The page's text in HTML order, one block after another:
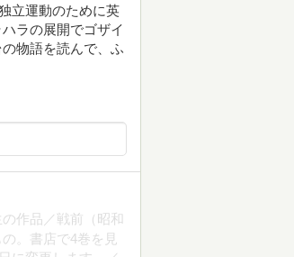
立運動のために英
ラの展開でゴザイ
物語を読んで、ふ
作品／戦前（昭和
。書店で4巻を見